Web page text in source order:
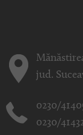
jud.
0230/
0230/